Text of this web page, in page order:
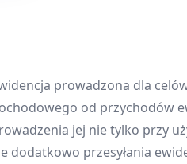
prowadzona dla
od przychodów
jej nie tylko przy
dodatkowo przesyłania